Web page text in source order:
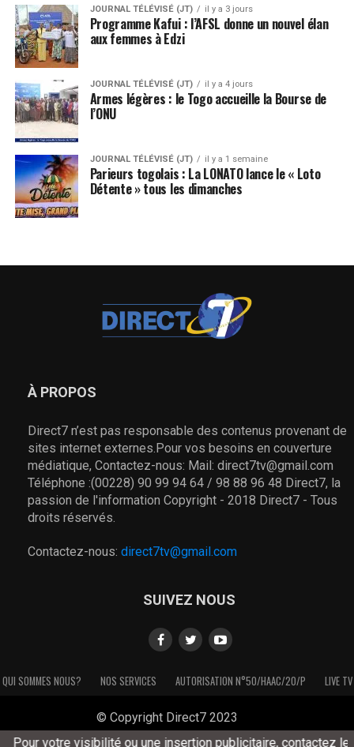
JOURNAL TÉLÉVISÉ (JT) il y a 3 jours
Programme Kafui : l’AFSL donne un nouvel élan
aux femmes à Edzi
JOURNAL TÉLÉVISÉ (JT) il y a 4 jours
Armes légères : le Togo accueille la Bourse de
l’ONU
JOURNAL TÉLÉVISÉ (JT) il y a 1 semaine
Parieurs togolais : La LONATO lance le « Loto
Détente » tous les dimanches
À PROPOS
Direct7 n’est pas responsable des contenus provenant de
sites internet externes.Pour vos besoins en couverture
médiatique, Contactez-nous: Mail: direct7tv@gmail.com
Téléphone :(00228) 90 99 94 64 / 98 88 96 48 Direct7, la
passion de l'information Copyright - 2018 Direct7 - Tous
droits réservés.
Contactez-nous: direct7tv@gmail.com
SUIVEZ NOUS
QUI SOMMES NOUS? NOS SERVICES AUTORISATION N°50/HAAC/20/P LIVE TV
© Copyright Direct7 2023
votre visibilité ou une insertion publicitaire, contactez le